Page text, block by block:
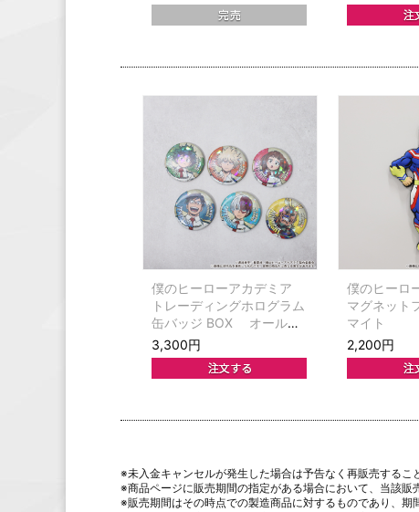
僕のヒーローアカデミア
トレーディングホログラム
缶バッジ BOX オールマ
イトといっしょ
3,300円
僕のヒーロ
マグネッ
マイト
2,200円
※未入金キャンセルが発生した場合は予告なく再販売するこ
※商品ページに販売期間の指定がある場合において、当該販
※販売期間はその時点での製造商品に対するものであり、期